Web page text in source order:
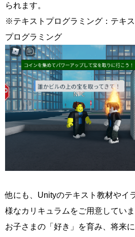
られます。
※テキストプログラミング：テキ
プログラミング
他にも、Unityのテキスト教材やイ
様なカリキュラムをご用意していま
お子さまの「好き」を育み、将来